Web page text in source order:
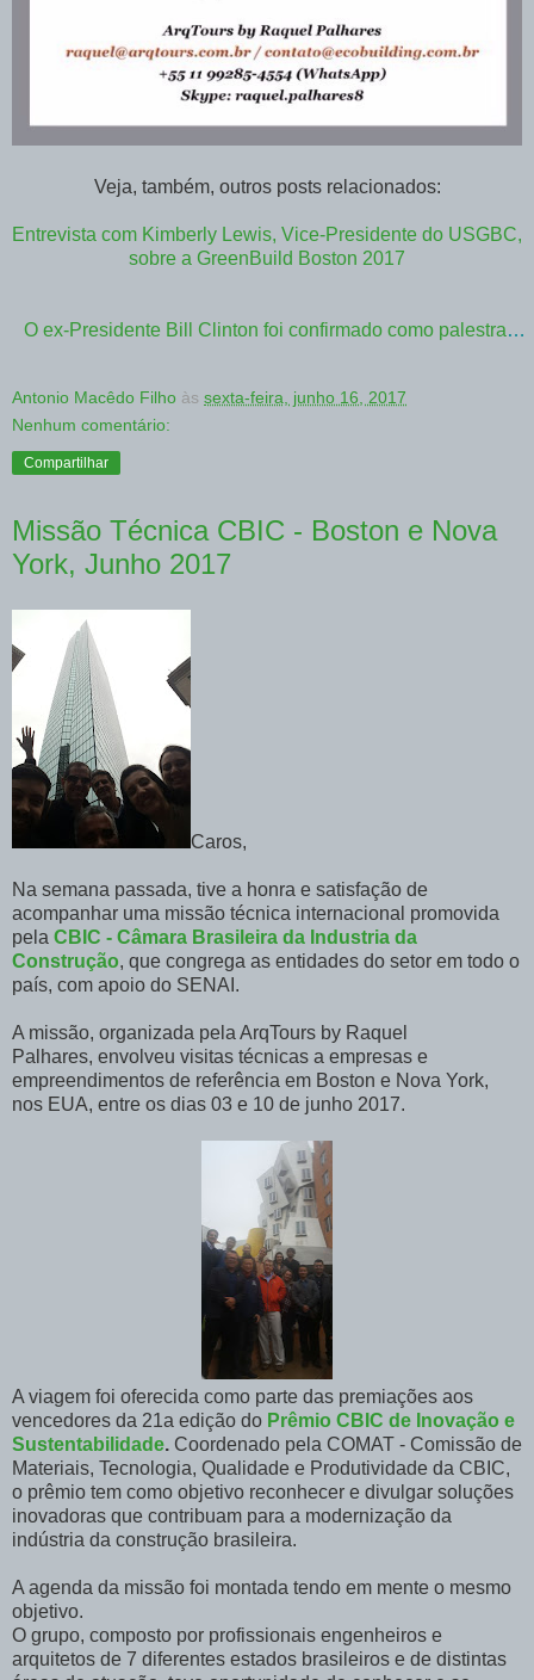
Veja, também, outros posts relacionados:
Entrevista com Kimberly Lewis, Vice-Presidente do USGBC,
sobre a GreenBuild Boston 2017
O ex-Presidente Bill Clinton foi confirmado como palestrante na GreenBuild 2017
Antonio Macêdo Filho às sexta-feira, junho 16, 2017
Nenhum comentário:
Compartilhar
Missão Técnica CBIC - Boston e Nova
York, Junho 2017
Caros,
Na semana passada, tive a honra e satisfação de
acompanhar uma missão técnica internacional promovida
pela CBIC - Câmara Brasileira da Industria da
Construção, que congrega as entidades do setor em todo o
país, com apoio do SENAI.
A missão, organizada pela ArqTours by Raquel
Palhares, envolveu visitas técnicas a empresas e
empreendimentos de referência em Boston e Nova York,
nos EUA, entre os dias 03 e 10 de junho 2017.
A viagem foi oferecida como parte das premiações aos
vencedores da 21a edição do Prêmio CBIC de Inovação e
Sustentabilidade. Coordenado pela COMAT - Comissão de
Materiais, Tecnologia, Qualidade e Produtividade da CBIC,
o prêmio tem como objetivo reconhecer e divulgar soluções
inovadoras que contribuam para a modernização da
indústria da construção brasileira.
A agenda da missão foi montada tendo em mente o mesmo
objetivo.
O grupo, composto por profissionais engenheiros e
arquitetos de 7 diferentes estados brasileiros e de distintas